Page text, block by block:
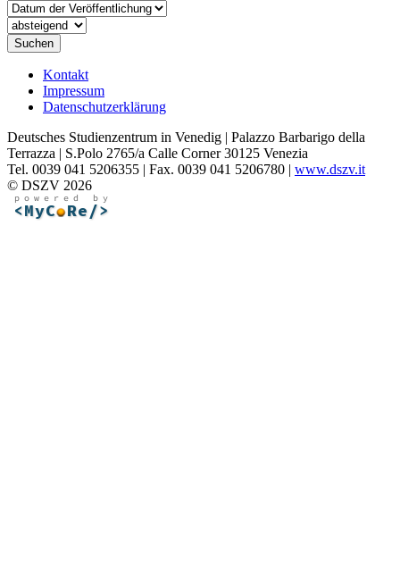
Suchen
Kontakt
Impressum
Datenschutzerklärung
Deutsches Studienzentrum in Venedig | Palazzo Barbarigo della
Terrazza | S.Polo 2765/a Calle Corner 30125 Venezia
Tel. 0039 041 5206355 | Fax. 0039 041 5206780 | www.dszv.it
© DSZV 2026